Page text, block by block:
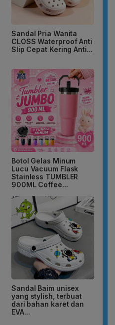
Sandal Pria Wanita
CLOSS Waterproof Anti
Slip Cepat Kering Anti...
Botol Gelas Minum
Lucu Vacuum Flask
Stainless TUMBLER
900ML Coffee...
Sandal Baim unisex
yang stylish, terbuat
dari bahan karet dan
EVA...